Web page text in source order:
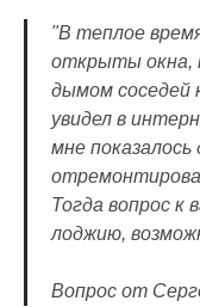
"В теплое
открыты окна,
дымом соседей
увидел в
мне
Тогда вопрос к
лоджию,
Вопрос от